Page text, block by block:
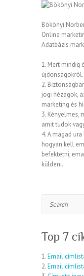
Bökönyi
Online
Adatbázis
1. Mert mindig
újdonságokról.
2.
jogi hézagok,
marketing és
3. Kényelmes,
amit tudok
4. A magad
hogyan kell
befektetni,
küldeni.
Top 7
1.Email
2.Email